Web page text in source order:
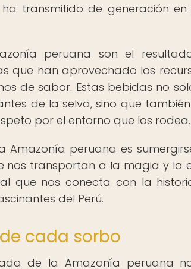
transmitido de generación en
peruana son el
que han aprovechado los
de sabor. Estas bebidas no
de la selva, sino que
por el entorno que los rodea.
Amazonía peruana es
nos transportan a la magia y la
que nos conecta con la
del Perú.
cada sorbo
de la Amazonía peruana